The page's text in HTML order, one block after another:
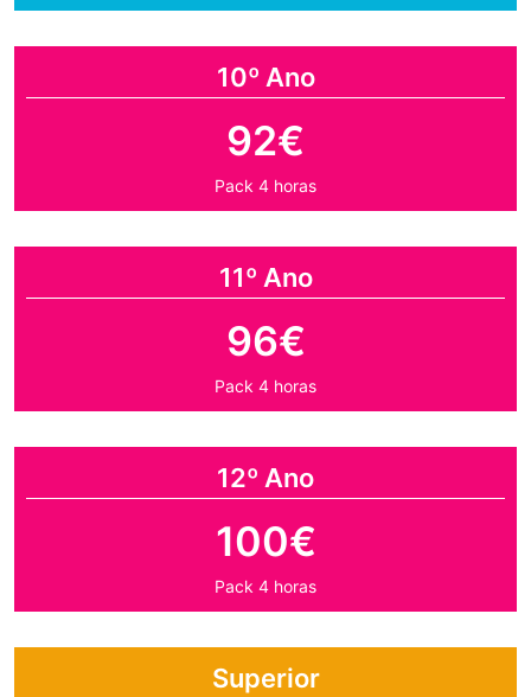
10º Ano
92€
Pack 4 horas
11º Ano
96€
Pack 4 horas
12º Ano
100€
Pack 4 horas
Superior